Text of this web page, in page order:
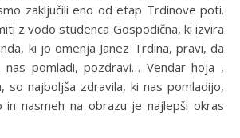
zaključili eno od etap Trdinove poti.
z vodo studenca Gospodična, ki izvira
ki jo omenja Janez Trdina, pravi, da
nas pomladi, pozdravi… Vendar hoja ,
so najboljša zdravila, ki nas pomladijo,
in nasmeh na obrazu je najlepši okras